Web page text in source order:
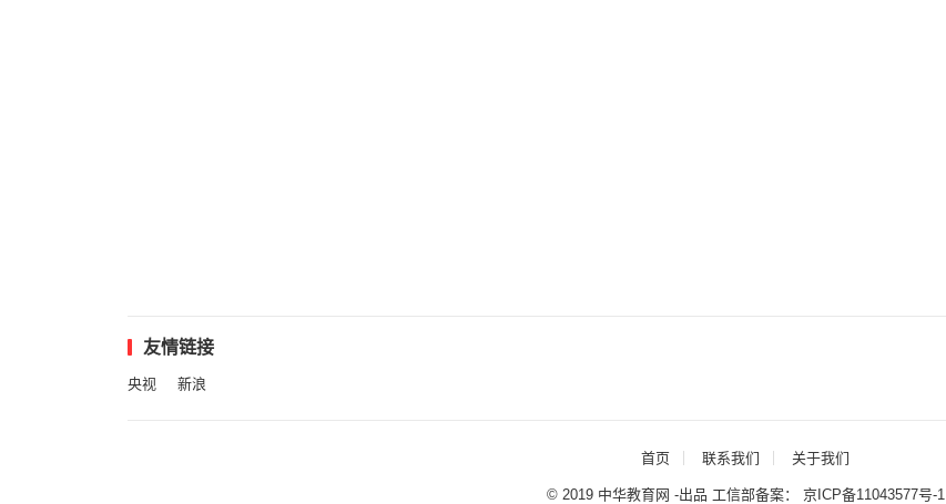
友情链接
央视 新浪
首页 联系我们 关于我们
© 2019 中华教育网 -出品 工信部备案： 京ICP备11043577号-1